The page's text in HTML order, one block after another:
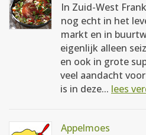
In Zuid-West
nog echt in het
markt en in
eigenlijk alleen
en ook in grote
veel aandacht
is in deze... lees
Appelmoes